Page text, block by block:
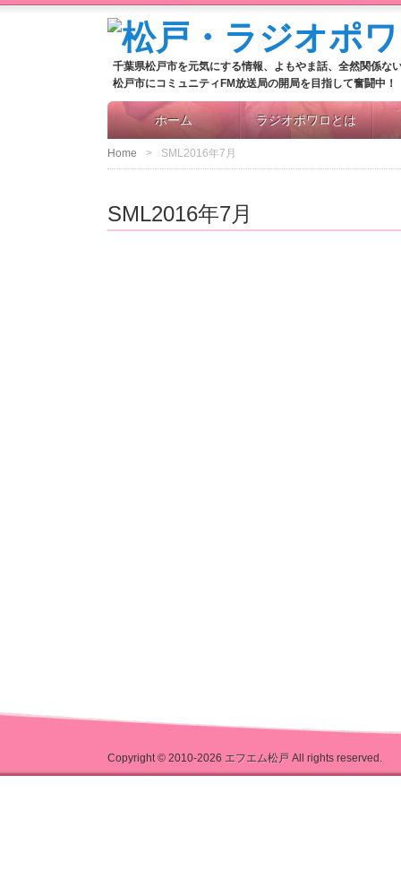
千葉県松戸市を元気にする情報、よもやま話、全然関係な
松戸市にコミュニティFM放送局の開局を目指して奮闘中！
ホーム ラジオポワロとは
Home SML2016年7月
SML2016年7月
Copyright © 2010-2026 エフエム松戸 All rights reserved.